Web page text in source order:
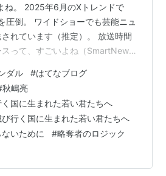
ね。 2025年6月のXトレンドで
圧倒。 ワイドショーでも芸能ニュ
れています（推定）。 放送時間
って、すごいよね（SmartNews
は「むずかしそう」とスルーし
んちゃんの一人になっても生き抜
は、教養と娯楽のバランスを大
は物価高や医療、年金にめっちゃ
ば、2025年上院選…
ダル #はてなブログ
秋嶋亮
国に生まれた若い君たちへ
行く国に生まれた若い君たちへ
いために #略奪者のロジック